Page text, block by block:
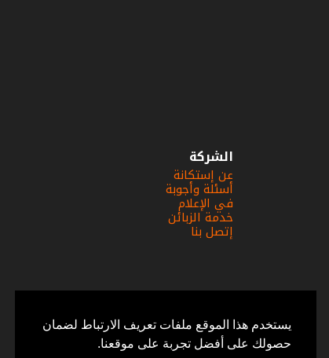
يستخدم هذا الموقع ملفات تعريف الارتباط لضمان
حصولك على أفضل تجربة على موقعنا.
الشركة
عن إستكانة
أسئلة وأجوبة
في الإعلام
خدمة الزبائن
إتصل بنا